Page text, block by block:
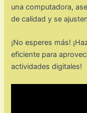
una computadora,
de calidad y se
¡No esperes más!
eficiente para
actividades digitales!